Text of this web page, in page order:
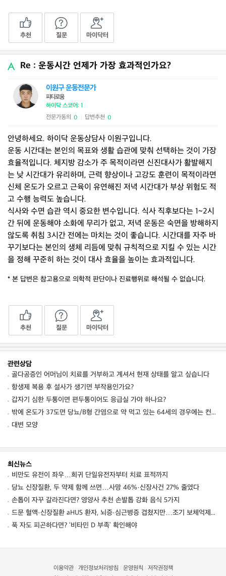
추천 질문 마이닥터
Re : 운동시간 언제가 가장 효과적인가요?
이원구 운동전문가
피티로움
하이닥 스코어: 1
전문가동의 0 답변추천 0
안녕하세요. 하이닥 운동상담사 이원구입니다.
운동 시간대는 본인의 목표와 생활 습관에 맞춰 선택하는 것이 가장
효율적입니다. 체지방 감소가 주 목적이라면 신진대사가 활발해지
는 낮 시간대가 유리하며, 근력 향상이나 고강도 훈련이 목적이라면
신체 온도가 오르고 근육이 유연해진 저녁 시간대가 부상 위험도 적
고 수행 능력도 높습니다.
​식사와 수면 습관 역시 중요한 변수입니다. 식사 직후보다는 1~2시
간 뒤에 운동해야 소화에 무리가 없고, 저녁 운동은 숙면을 방해하지
않도록 취침 3시간 전에는 마치는 것이 좋습니다. 시간대를 자주 바
꾸기보다는 본인의 생체 리듬에 맞춰 규칙적으로 지킬 수 있는 시간
을 정해 꾸준히 하는 것이 대사 효율을 높이는 효과적입니다.
* 본 답변은 참고용으로 의학적 판단이나 진료행위로 해석될 수 없습니다.
추천 질문 마이닥터
관련상담
골다공증인 어머님이 치료를 거부하고 계셔서 현재 상태를 알고 싶습니다
항생제 복용 후 설사가 생기면 부작용인가요?
갑자기 심한 두통이면 편두통이어도 응급실 가야 하나요?
밖에 온도가 37도면 당뇨/B형 간염으로 약 먹고 있는 64세의 경우에는 컨디션 저하를 동
대변 모양
최신뉴스
비만도 유전이 좌우…희귀 단일유전자부터 치료 표적까지
당뇨 신장질환, 두 약제 함께 쓰면…사망 46%·신장사건 27% 줄였다
손톱이 자꾸 갈라진다면? 영양사 추천 손발톱 강화 음식 5가지
드문 혈액·신장질환 aHUS 환자, 뇌증·심근병증 겹쳤지만…조기 보체억제치료로 신경학적 회복 보여
푹 자도 피곤하다면? ‘비타민 D 부족’ 확인해야
이용약관 개인정보처리방침 운영원칙
저작권정책